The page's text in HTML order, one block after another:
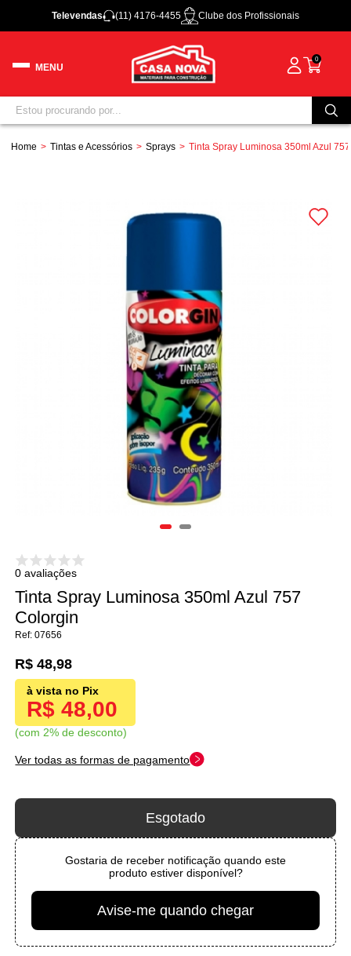
Televendas (11) 4176-4455 Clube dos Profissionais
0
Home Tintas e Acessórios Sprays Tinta Spray Luminosa 350ml Azul
0 avaliações
Tinta Spray Luminosa 350ml Azul 757
Colorgin
07656
R$ 48,00
com 2% de desconto
R$ 48,98
Ver todas as formas de pagamento
Esgotado
Gostaria de receber notificação quando este
produto estiver disponível?
Avise-me quando chegar